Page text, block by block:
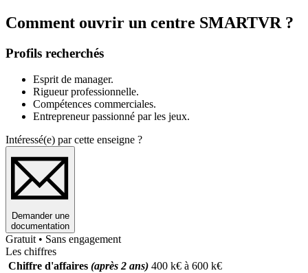
Comment ouvrir un centre SMARTVR ?
Profils recherchés
Esprit de manager.
Rigueur professionnelle.
Compétences commerciales.
Entrepreneur passionné par les jeux.
Intéressé(e) par cette enseigne ?
Demander une
documentation
Gratuit • Sans engagement
Les chiffres
Chiffre d'affaires (après 2 ans) 400 k€ à 600 k€